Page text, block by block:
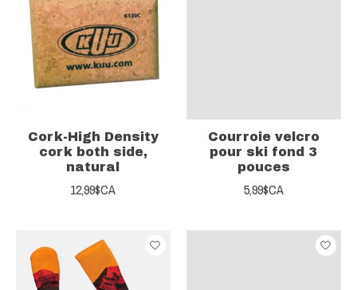
Cork-High Density
cork both side,
natural
12,99$CA
Courroie velcro
pour ski fond 3
pouces
5,99$CA